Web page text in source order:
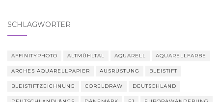
SCHLAGWÖRTER
AFFINITYPHOTO ALTMÜHLTAL AQUARELL AQUARELLFARBE
ARCHES AQUARELLPAPIER AUSRÜSTUNG BLEISTIFT
BLEISTIFTZEICHNUNG CORELDRAW DEUTSCHLAND